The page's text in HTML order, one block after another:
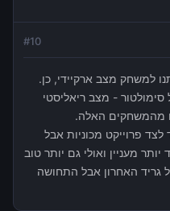
#10
למשחק מצב ארקיידי, כן.
סימולטור - מצב ריאליסטי
מהמשחקים האלה.
לצד פרוייקט מכוניות אבל
מעניין ואולי גם יותר טוב
גריד האחרון אבל התחושה